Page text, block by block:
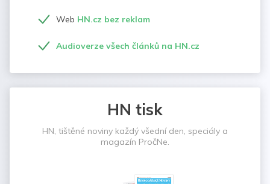
Web HN.cz bez reklam
Audioverze všech článků na HN.cz
HN tisk
HN, tištěné noviny každý všední den, speciály a
magazín PročNe.